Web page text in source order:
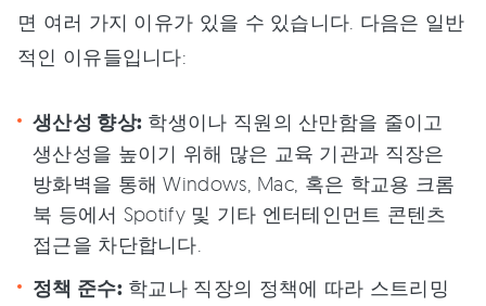
면 여러 가지 이유가 있을 수 있습니다. 다음은 일반
적인 이유들입니다:
생산성 향상: 학생이나 직원의 산만함을 줄이고
생산성을 높이기 위해 많은 교육 기관과 직장은
방화벽을 통해 Windows, Mac, 혹은 학교용 크롬
북 등에서 Spotify 및 기타 엔터테인먼트 콘텐츠
접근을 차단합니다.
정책 준수: 학교나 직장의 정책에 따라 스트리밍